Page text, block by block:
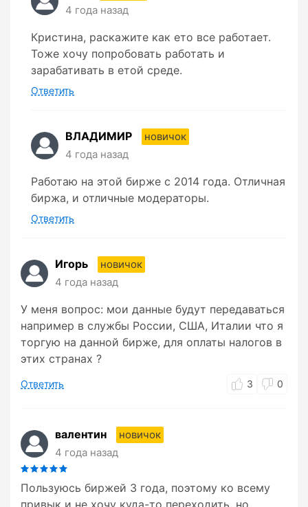
4 года назад
Кристина, раскажите как ето все работает.
Тоже хочу попробовать работать и
зарабативать в етой среде.
Ответить
ВЛАДИМИР
новичок
4 года назад
Работаю на этой бирже с 2014 года. Отличная
биржа, и отличные модераторы.
Ответить
Игорь
новичок
4 года назад
У меня вопрос: мои данные будут передаваться
например в службы России, США, Италии что я
торгую на данной бирже, для оплаты налогов в
этих странах ?
Ответить 3 0
валентин
новичок
4 года назад
Пользуюсь биржей 3 года, поэтому ко всему